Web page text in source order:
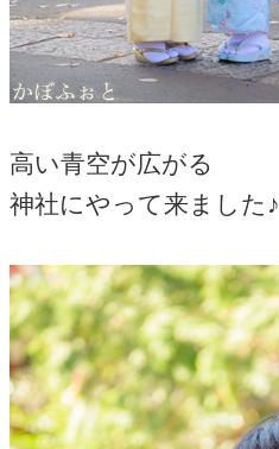
高い青空が広がる
神社にやって来ました♪